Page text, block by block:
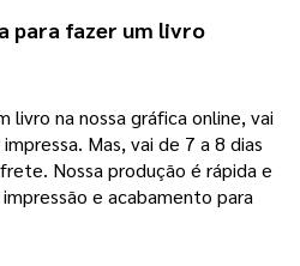
para fazer um livro
livro na nossa gráfica online, vai
Mas, vai de 7 a 8 dias
Nossa produção é rápida e
e acabamento para